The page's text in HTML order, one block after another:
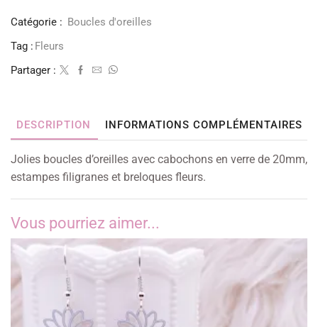
Catégorie : Boucles d'oreilles
Tag : Fleurs
Partager :
DESCRIPTION INFORMATIONS COMPLÉMENTAIRES
Jolies boucles d’oreilles avec cabochons en verre de 20mm,
estampes filigranes et breloques fleurs.
Vous pourriez aimer...